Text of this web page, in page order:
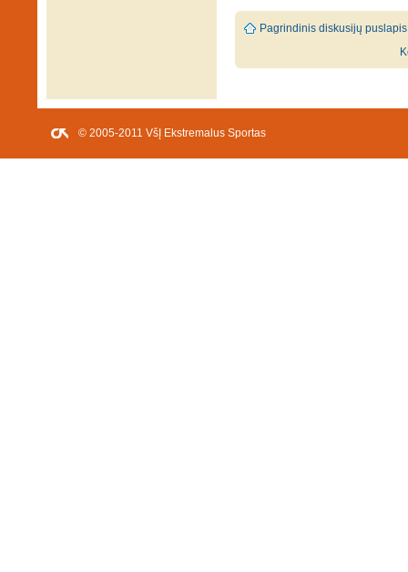
Pagrindinis diskusijų puslapis
© 2005-2011 VšĮ Ekstremalus Sportas